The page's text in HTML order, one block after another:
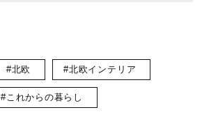
#北欧 #北欧インテリア
#これからの暮らし